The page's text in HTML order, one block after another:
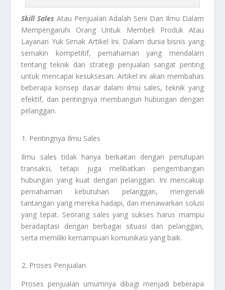
Skill Sales Atau Penjualan Adalah Seni Dan Ilmu Dalam
Mempengaruhi Orang Untuk Membeli Produk Atau
Layanan Yuk Simak Artikel Ini. Dalam dunia bisnis yang
semakin kompetitif, pemahaman yang mendalam
tentang teknik dan strategi penjualan sangat penting
untuk mencapai kesuksesan. Artikel ini akan membahas
beberapa konsep dasar dalam ilmu sales, teknik yang
efektif, dan pentingnya membangun hubungan dengan
pelanggan.
Pentingnya Ilmu Sales
Ilmu sales tidak hanya berkaitan dengan penutupan
transaksi, tetapi juga melibatkan pengembangan
hubungan yang kuat dengan pelanggan. Ini mencakup
pemahaman kebutuhan pelanggan, mengenali
tantangan yang mereka hadapi, dan menawarkan solusi
yang tepat. Seorang sales yang sukses harus mampu
beradaptasi dengan berbagai situasi dan pelanggan,
serta memiliki kemampuan komunikasi yang baik.
Proses Penjualan
Proses penjualan umumnya dibagi menjadi beberapa